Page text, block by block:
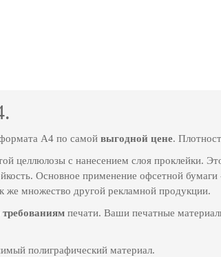
А4 по самой выгодной цене.
целлюлозы с нанесением слоя проклейки.
Основное применение офсетной
же множество другой рекламной продукции.
требованиям печати. Ваши печатные
полиграфический материал.